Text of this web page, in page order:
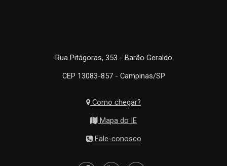
Rua Pitágoras, 353 - Barão Geraldo
CEP 13083-857 - Campinas/SP
Como chegar?
Mapa do IE
Fale-conosco